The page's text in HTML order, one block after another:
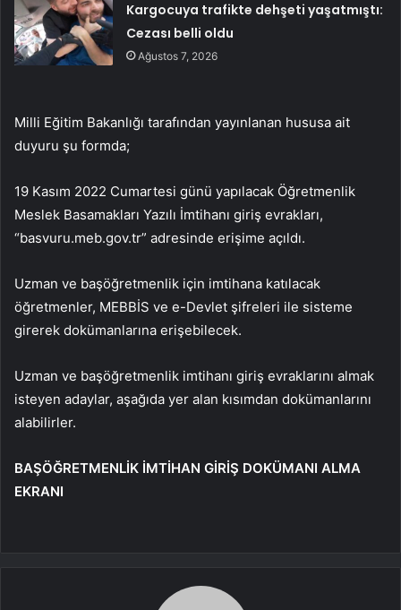
Kargocuya trafikte dehşeti yaşatmıştı:
Cezası belli oldu
Ağustos 7, 2026
Milli Eğitim Bakanlığı tarafından yayınlanan hususa ait
duyuru şu formda;
19 Kasım 2022 Cumartesi günü yapılacak Öğretmenlik
Meslek Basamakları Yazılı İmtihanı giriş evrakları,
“basvuru.meb.gov.tr” adresinde erişime açıldı.
Uzman ve başöğretmenlik için imtihana katılacak
öğretmenler, MEBBİS ve e-Devlet şifreleri ile sisteme
girerek dokümanlarına erişebilecek.
Uzman ve başöğretmenlik imtihanı giriş evraklarını almak
isteyen adaylar, aşağıda yer alan kısımdan dokümanlarını
alabilirler.
BAŞÖĞRETMENLİK İMTİHAN GİRİŞ DOKÜMANI ALMA
EKRANI